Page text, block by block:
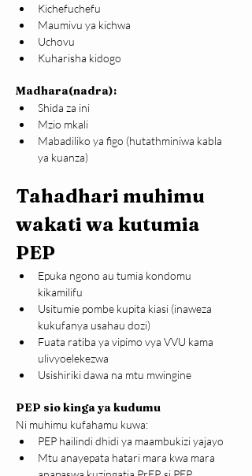
Kichefuchefu
Maumivu ya kichwa
Uchovu
Kuharisha kidogo
Madhara(nadra):
Shida za ini
Mzio mkali
Mabadiliko ya figo (hutathminiwa kabla
ya kuanza)
Tahadhari muhimu
wakati wa kutumia
PEP
Epuka ngono au tumia kondomu
kikamilifu
Usitumie pombe kupita kiasi (inaweza
kukufanya usahau dozi)
Fuata ratiba ya vipimo vya VVU kama
ulivyoelekezwa
Usishiriki dawa na mtu mwingine
PEP sio kinga ya kudumu
Ni muhimu kufahamu kuwa:
PEP hailindi dhidi ya maambukizi yajayo
Mtu anayepata hatari mara kwa mara